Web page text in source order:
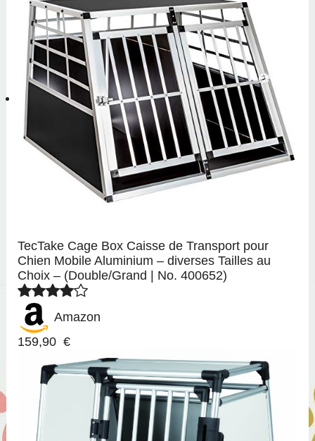
TecTake Cage Box Caisse de Transport pour
Chien Mobile Aluminium – diverses Tailles au
Choix – (Double/Grand | No. 400652)
Amazon
159,90 €